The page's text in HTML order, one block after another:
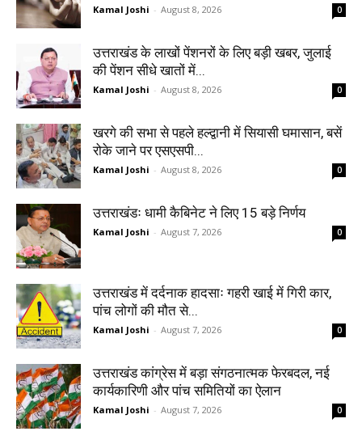
Kamal Joshi - August 8, 2026 0
उत्तराखंड के लाखों पेंशनरों के लिए बड़ी खबर, जुलाई
की पेंशन सीधे खातों में...
Kamal Joshi - August 8, 2026 0
खरगे की सभा से पहले हल्द्वानी में सियासी घमासान, बसें
रोके जाने पर एसएसपी...
Kamal Joshi - August 8, 2026 0
उत्तराखंडः धामी कैबिनेट ने लिए 15 बड़े निर्णय
Kamal Joshi - August 7, 2026 0
उत्तराखंड में दर्दनाक हादसाः गहरी खाई में गिरी कार,
पांच लोगों की मौत से...
Kamal Joshi - August 7, 2026 0
उत्तराखंड कांग्रेस में बड़ा संगठनात्मक फेरबदल, नई
कार्यकारिणी और पांच समितियों का ऐलान
Kamal Joshi - August 7, 2026 0